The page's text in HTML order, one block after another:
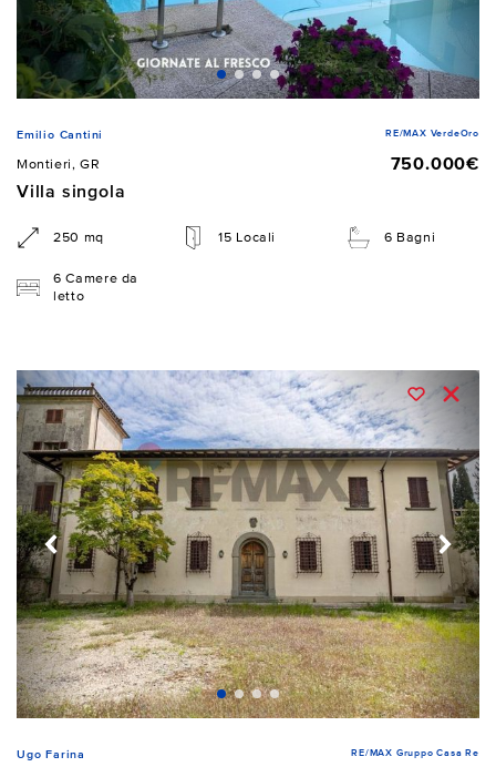
Emilio Cantini RE/MAX VerdeOro
Montieri, GR
750.000€
Villa singola
250 mq 15 Locali 6 Bagni
6 Camere da
letto
Ugo Farina RE/MAX Gruppo Casa Re